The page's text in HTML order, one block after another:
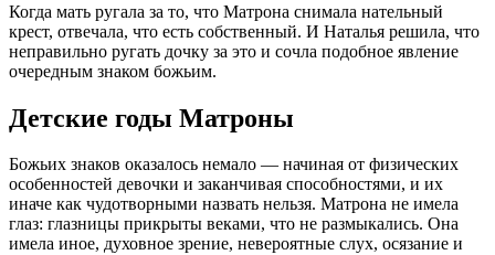
Когда мать ругала за то, что Матрона снимала нательный
крест, отвечала, что есть собственный. И Наталья решила, что
неправильно ругать дочку за это и сочла подобное явление
очередным знаком божьим.
Детские годы Матроны
Божьих знаков оказалось немало — начиная от физических
особенностей девочки и заканчивая способностями, и их
иначе как чудотворными назвать нельзя. Матрона не имела
глаз: глазницы прикрыты веками, что не размыкались. Она
имела иное, духовное зрение, невероятные слух, осязание и